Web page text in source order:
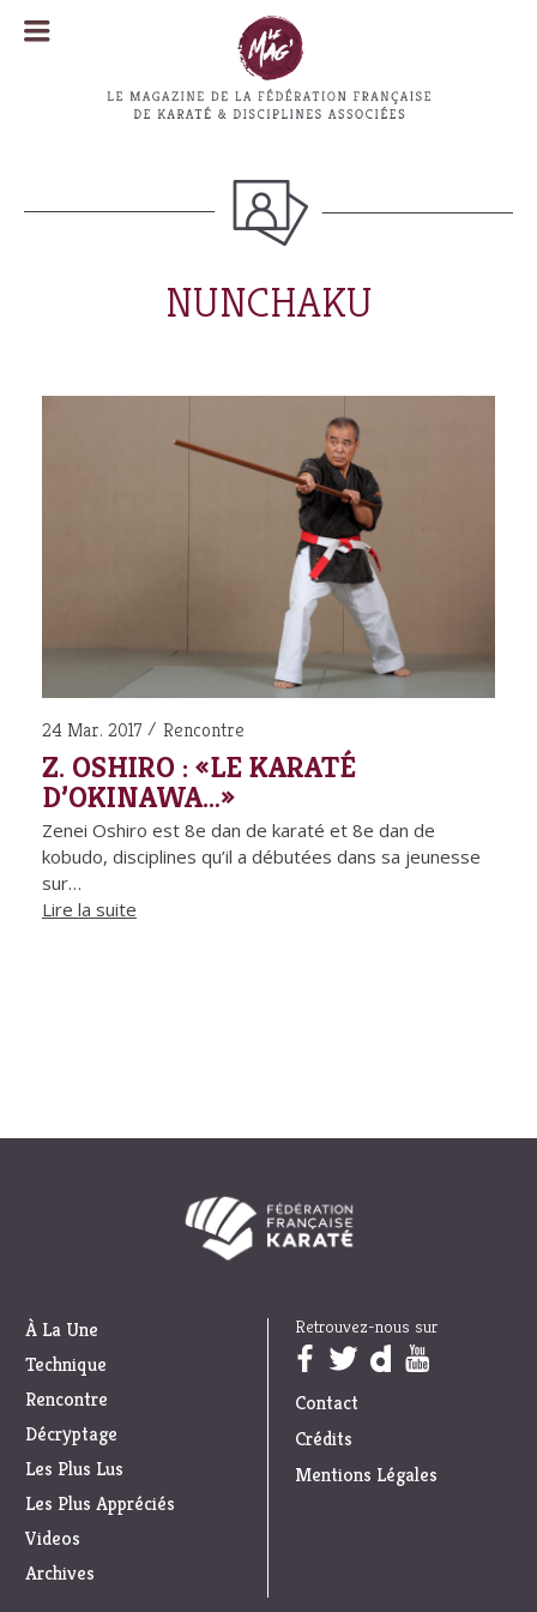
NUNCHAKU
24 Mar. 2017 Rencontre
Z. OSHIRO : «LE KARATÉ
D’OKINAWA…»
Zenei Oshiro est 8e dan de karaté et 8e dan de
kobudo, disciplines qu’il a débutées dans sa jeunesse
sur…
Lire la suite
À La Une
Technique
Rencontre
Décryptage
Les Plus Lus
Les Plus Appréciés
Videos
Archives
Retrouvez-nous sur
Trouvez nous sur :
Contact
Crédits
Mentions Légales